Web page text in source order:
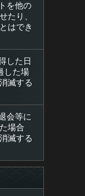
を他の
たり、
はでき
した日
した場
滅する
会等に
場合
滅する